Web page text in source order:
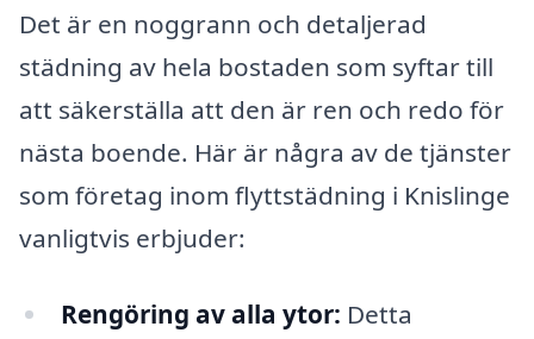
Det är en noggrann och detaljerad
städning av hela bostaden som syftar till
att säkerställa att den är ren och redo för
nästa boende. Här är några av de tjänster
som företag inom flyttstädning i Knislinge
vanligtvis erbjuder:
Rengöring av alla ytor: Detta